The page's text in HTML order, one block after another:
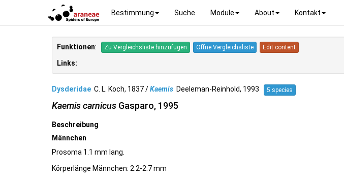
Bestimmung Suche Module About Kontakt
Funktionen: Zu Vergleichsliste hinzufügen Öffne Vergleichsliste Edit content
Links:
Dysderidae C. L. Koch, 1837 /Kaemis Deeleman-Reinhold, 1993 5 species
Kaemis carnicus Gasparo, 1995
Beschreibung
Männchen
Prosoma 1.1 mm lang.
Körperlänge Männchen: 2.2-2.7 mm